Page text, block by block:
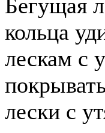
Бегущая
кольца
лескам с
лески с